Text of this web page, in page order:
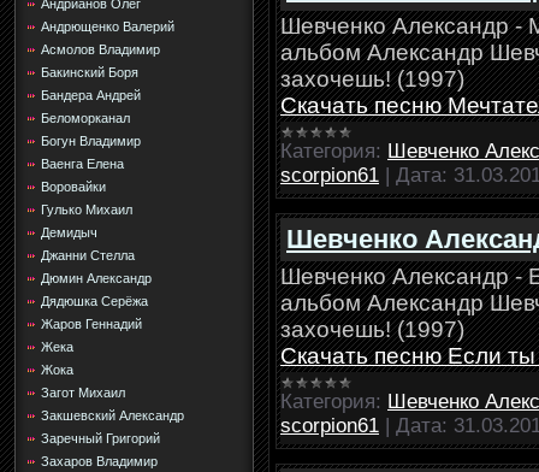
Андрианов Олег
Андрющенко Валерий
Асмолов Владимир
Бакинский Боря
Бандера Андрей
Беломорканал
Богун Владимир
Ваенга Елена
Воровайки
Гулько Михаил
Демидыч
Джанни Стелла
Дюмин Александр
Дядюшка Серёжа
Жаров Геннадий
Жека
Жока
Загот Михаил
Закшевский Александр
Заречный Григорий
Захаров Владимир
Шевченко Александр -
альбом Александр
захочешь! (1997)
Скачать песню
Категория: Шевченко
scorpion61 | Дата:
Шевченко
Шевченко Александр -
альбом Александр
захочешь! (1997)
Скачать песню Если
Категория: Шевченко
scorpion61 | Дата: